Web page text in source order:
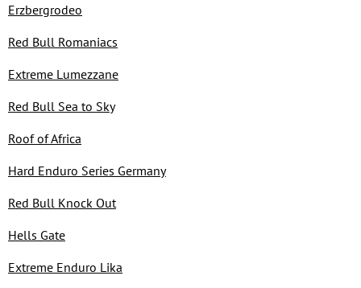
Erzbergrodeo
Red Bull Romaniacs
Extreme Lumezzane
Red Bull Sea to Sky
Roof of Africa
Hard Enduro Series Germany
Red Bull Knock Out
Hells Gate
Extreme Enduro Lika